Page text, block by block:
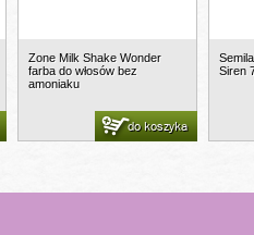
Zone Milk Shake Wonder
farba do włosów bez
amoniaku
do koszyka
Siren